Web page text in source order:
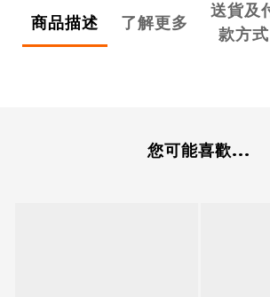
商品描述 了解更多
送貨及
款方式
您可能喜歡...